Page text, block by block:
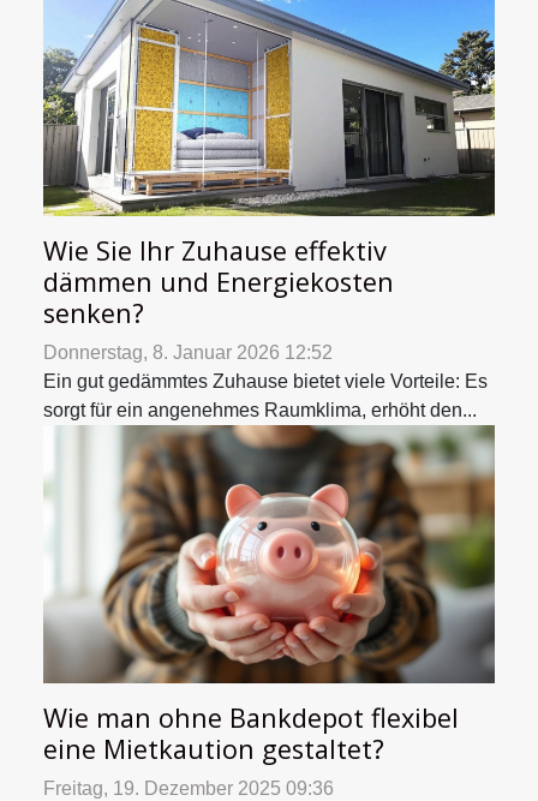
Wie Sie Ihr Zuhause effektiv
dämmen und Energiekosten
senken?
Donnerstag, 8. Januar 2026 12:52
Ein gut gedämmtes Zuhause bietet viele Vorteile: Es
sorgt für ein angenehmes Raumklima, erhöht den...
Wie man ohne Bankdepot flexibel
eine Mietkaution gestaltet?
Freitag, 19. Dezember 2025 09:36